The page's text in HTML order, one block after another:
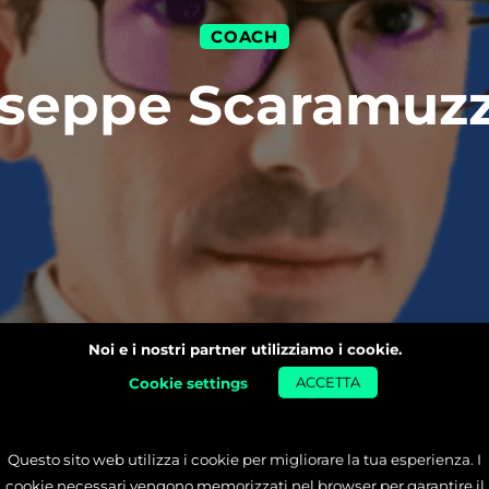
COACH
Noi e i nostri partner utilizziamo i cookie.
Cookie settings
ACCETTA
Questo sito web utilizza i cookie per migliorare la tua esperienza. I
cookie necessari vengono memorizzati nel browser per garantire il